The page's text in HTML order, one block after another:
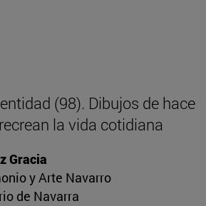
(98). Dibujos de hace
la vida cotidiana
Gracia
y Arte Navarro
de Navarra